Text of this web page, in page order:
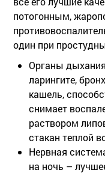
потогонным,
один при
Органы
ларингите,
кашель,
снимает
раствором
стакан теплой
Нервная
на ночь –